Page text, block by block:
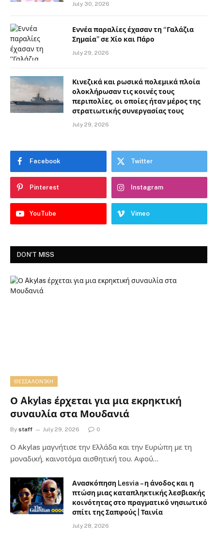
July 30, 2026
Εννέα παραλίες έχασαν τη “Γαλάζια
Σημαία” σε Χίο και Πάρο
July 29, 2026
Κινεζικά και ρωσικά πολεμικά πλοία
ολοκλήρωσαν τις κοινές τους
περιπολίες, οι οποίες ήταν μέρος της
στρατιωτικής συνεργασίας τους
July 29, 2026
Facebook Twitter
Pinterest Instagram
YouTube Vimeo
DON'T MISS
ΘΕΣΣΑΛΟΝΊΚΗ
Ο Akylas έρχεται για μια εκρηκτική
συναυλία στα Μουδανιά
By staff July 29, 2026 0
Ο Αkylas μαγνήτισε την Ελλάδα και την Ευρώπη με τη
μοναδική, καινοτόμα αισθητική του. Αφού…
Ανασκόπηση Lesvia – η άνοδος και η
πτώση μιας καταπληκτικής λεσβιακής
κοινότητας στο πραγματικό νησιωτικό
σπίτι της Σαπφούς | Ταινία
July 28, 2026